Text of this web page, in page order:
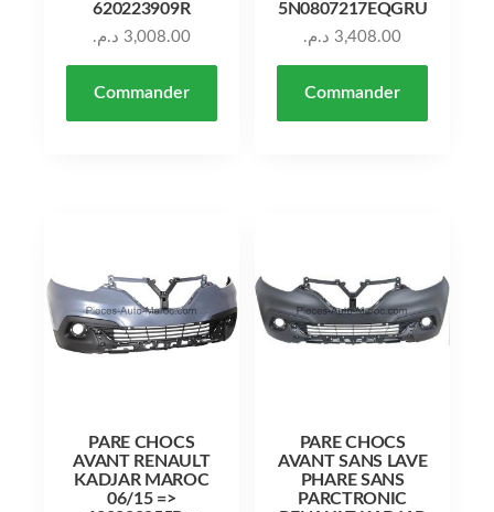
620223909R
3,008.00 د.م.
Commander
5N0807217EQGRU
3,408.00 د.م.
Commander
PARE CHOCS
AVANT RENAULT
KADJAR MAROC
06/15 =>
PARE CHOCS
AVANT SANS LAVE
PHARE SANS
PARCTRONIC